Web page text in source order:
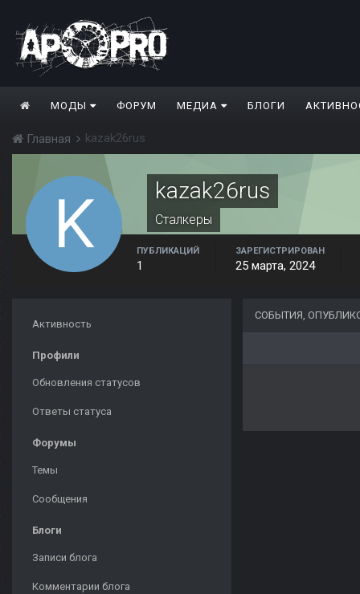
МОДЫ ФОРУМ МЕДИА БЛОГИ
Главная kazak26rus
kazak26rus
Сталкеры
ПУБЛИКАЦИЙ
1
ЗАРЕГИСТРИРОВАН
25 марта, 2024
Активность
Профили
Обновления статусов
Ответы статуса
Форумы
Темы
Сообщения
Блоги
Записи блога
Комментарии блога
СОБЫТИЯ,